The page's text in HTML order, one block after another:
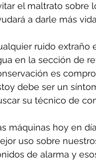
el maltrato sobre
a darle más
ruido extraño
en la sección de
es
debe ser un
su técnico de
máquinas hoy en
uso sobre
de alarma y